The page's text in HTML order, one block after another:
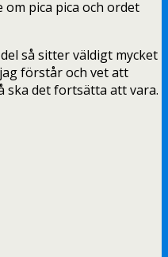
pica pica och ordet
så sitter väldigt mycket
förstår och vet att
ska det fortsätta att vara.